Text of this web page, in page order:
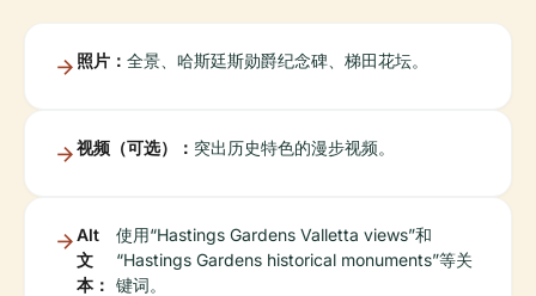
照片： 全景、哈斯廷斯勋爵纪念碑、梯田花坛。
视频（可选）： 突出历史特色的漫步视频。
Alt
文
本：
使用“Hastings Gardens Valletta views”和
“Hastings Gardens historical monuments”等关
键词。